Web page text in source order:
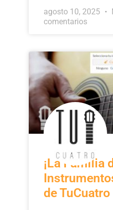
agosto 10, 2025
comentarios
¡La Familia
de